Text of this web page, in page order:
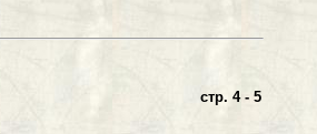
стр. 4 - 5